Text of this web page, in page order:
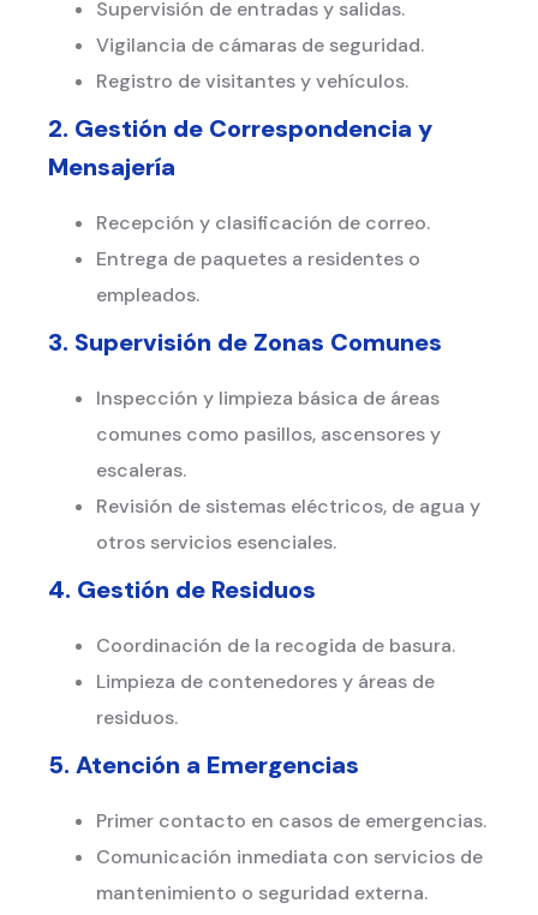
Supervisión de entradas y salidas.
Vigilancia de cámaras de seguridad.
Registro de visitantes y vehículos.
2. Gestión de Correspondencia y
Mensajería
Recepción y clasificación de correo.
Entrega de paquetes a residentes o
empleados.
3. Supervisión de Zonas Comunes
Inspección y limpieza básica de áreas
comunes como pasillos, ascensores y
escaleras.
Revisión de sistemas eléctricos, de agua y
otros servicios esenciales.
4. Gestión de Residuos
Coordinación de la recogida de basura.
Limpieza de contenedores y áreas de
residuos.
5. Atención a Emergencias
Primer contacto en casos de emergencias.
Comunicación inmediata con servicios de
mantenimiento o seguridad externa.